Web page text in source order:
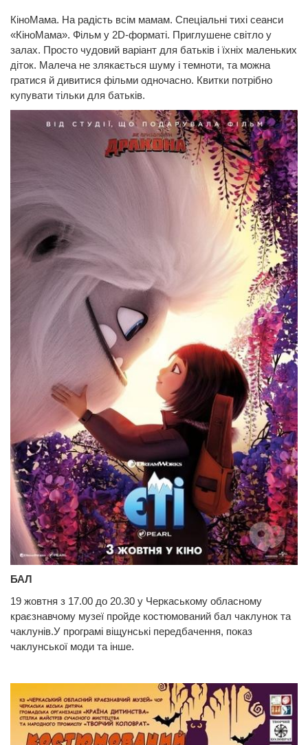
КіноМама. На радість всім мамам. Спеціальні тихі сеанси
«КіноМама». Фільм у 2D-форматі. Приглушене світло у
залах. Просто чудовий варіант для батьків і їхніх маленьких
діток. Малеча не злякається шуму і темноти, та можна
гратися й дивитися фільми одночасно. Квитки потрібно
купувати тільки для батьків.
БАЛ
19 жовтня з 17.00 до 20.30 у Черкаському обласному
краєзнавчому музеї пройде костюмований бал чаклунок та
чаклунів.У програмі віщунські передбачення, показ
чаклунської моди та інше.